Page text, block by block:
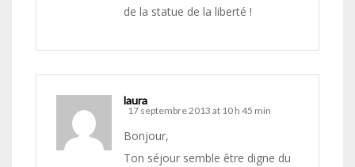
de la statue de la liberté !
laura
17 septembre 2013 at 10 h 45 min
Bonjour,
Ton séjour semble être digne du